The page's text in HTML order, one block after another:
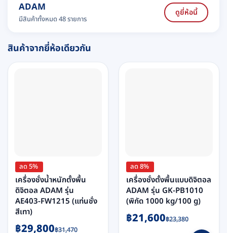
ADAM
มีสินค้าทั้งหมด 48 รายการ
ดูยี่ห้อนี้
สินค้าจากยี่ห้อเดียวกัน
ลด 5%
เครื่องชั่งน้ำหนักตั้งพื้น
ดิจิตอล ADAM รุ่น
AE403-FW1215 (แท่นชั่ง
สีเทา)
฿31,470
Original
฿29,800
Current
ลด 8%
เครื่องชั่งตั้งพื้นแบบดิจิตอล
ADAM รุ่น GK-PB1010
(พิกัด 1000 kg/100 g)
฿23,380
Original
฿21,600
Current